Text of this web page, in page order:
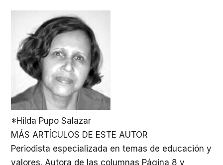
*Hilda Pupo Salazar
MÁS ARTÍCULOS DE ESTE AUTOR
Periodista especializada en temas de educación y
valores. Autora de las columnas Página 8 y